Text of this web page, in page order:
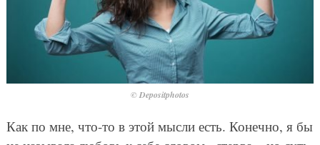
© Depositphotos
Как по мне, что-то в этой мысли есть. Конечно, я бы